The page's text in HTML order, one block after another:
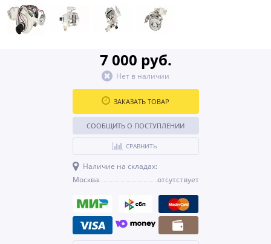
7 000 руб.
Нет в наличии
ЗАКАЗАТЬ ТОВАР
СООБЩИТЬ О ПОСТУПЛЕНИИ
СРАВНИТЬ
Наличие на складах:
Москва
отсутствует